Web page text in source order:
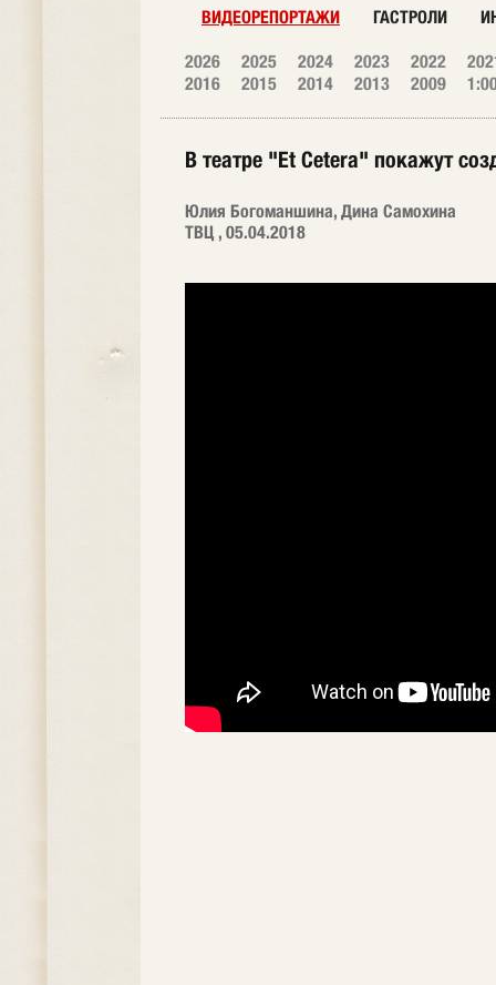
ВИДЕОРЕПОРТАЖИ ГАСТРОЛИ
2026 2025 2024 2023 2022
2016
2015 2014 2013 2009
В театре "Et Cetera" покажут
Юлия Богоманшина, Дина Самохина
ТВЦ , 05.04.2018